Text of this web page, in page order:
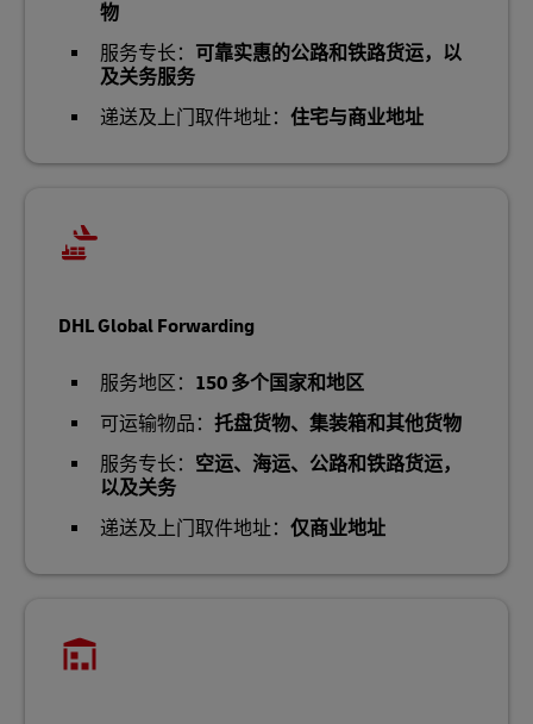
物
服务专长： 可靠实惠的公路和铁路货运，以
及关务服务
递送及上门取件地址： 住宅与商业地址
DHL Global Forwarding
服务地区： 150 多个国家和地区
可运输物品： 托盘货物、集装箱和其他货物
服务专长： 空运、海运、公路和铁路货运，
以及关务
递送及上门取件地址： 仅商业地址